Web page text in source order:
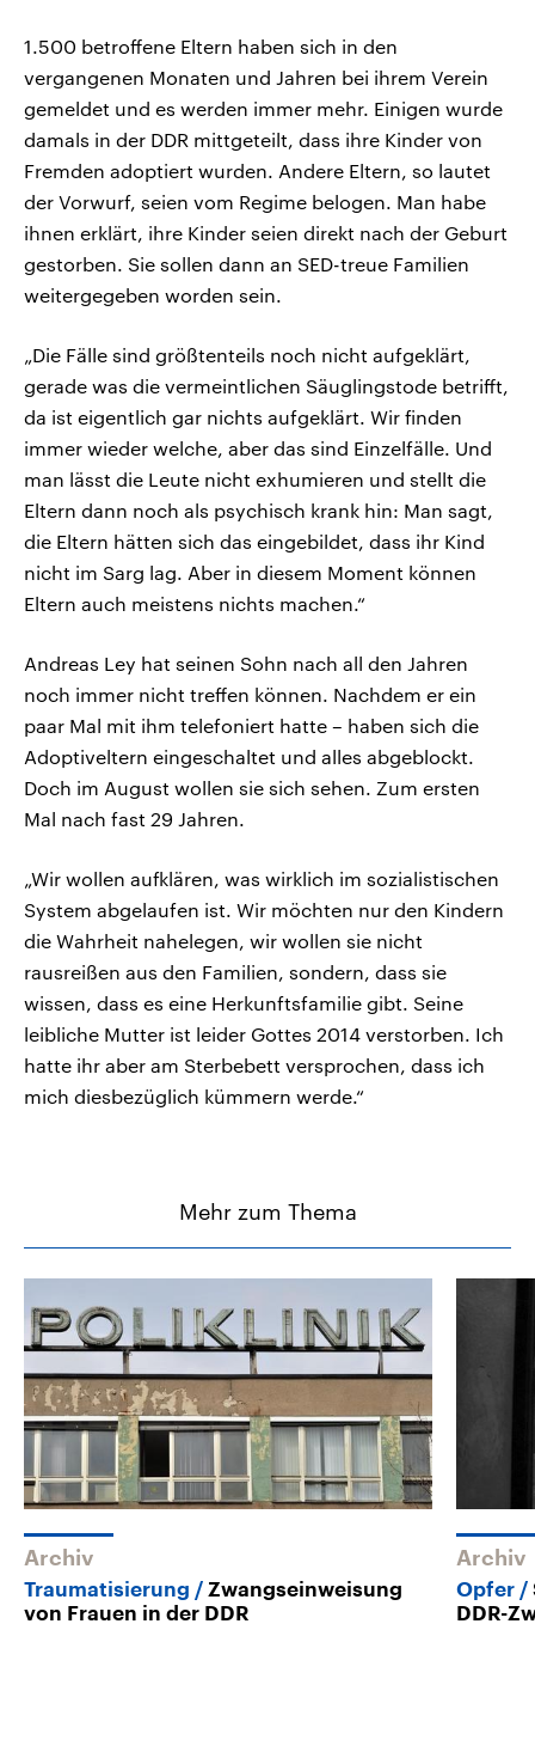
1.500 betroffene Eltern haben sich in den
vergangenen Monaten und Jahren bei ihrem Verein
gemeldet und es werden immer mehr. Einigen wurde
damals in der DDR mittgeteilt, dass ihre Kinder von
Fremden adoptiert wurden. Andere Eltern, so lautet
der Vorwurf, seien vom Regime belogen. Man habe
ihnen erklärt, ihre Kinder seien direkt nach der Geburt
gestorben. Sie sollen dann an SED-treue Familien
weitergegeben worden sein.
„Die Fälle sind größtenteils noch nicht aufgeklärt,
gerade was die vermeintlichen Säuglingstode betrifft,
da ist eigentlich gar nichts aufgeklärt. Wir finden
immer wieder welche, aber das sind Einzelfälle. Und
man lässt die Leute nicht exhumieren und stellt die
Eltern dann noch als psychisch krank hin: Man sagt,
die Eltern hätten sich das eingebildet, dass ihr Kind
nicht im Sarg lag. Aber in diesem Moment können
Eltern auch meistens nichts machen.“
Andreas Ley hat seinen Sohn nach all den Jahren
noch immer nicht treffen können. Nachdem er ein
paar Mal mit ihm telefoniert hatte – haben sich die
Adoptiveltern eingeschaltet und alles abgeblockt.
Doch im August wollen sie sich sehen. Zum ersten
Mal nach fast 29 Jahren.
„Wir wollen aufklären, was wirklich im sozialistischen
System abgelaufen ist. Wir möchten nur den Kindern
die Wahrheit nahelegen, wir wollen sie nicht
rausreißen aus den Familien, sondern, dass sie
wissen, dass es eine Herkunftsfamilie gibt. Seine
leibliche Mutter ist leider Gottes 2014 verstorben. Ich
hatte ihr aber am Sterbebett versprochen, dass ich
mich diesbezüglich kümmern werde.“
Mehr zum Thema
Archiv
Traumatisierung
Zwangseinweisung
von Frauen in der DDR
Archiv
Opfer
DDR-